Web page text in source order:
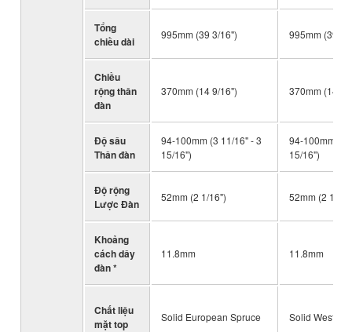
Tổng
chiều dài
995mm (39 3/16") 995mm (39 3/
Chiều
rộng thân
đàn
370mm (14 9/16") 370mm (14 9/
Độ sâu
Thân đàn
94-100mm (3 11/16" - 3
15/16")
94-100mm (3
15/16")
Độ rộng
Lược Đàn
52mm (2 1/16") 52mm (2 1/
Khoảng
cách dây
đàn *
11.8mm 11.8mm
Chất liệu
mặt top
Solid European Spruce Solid Western